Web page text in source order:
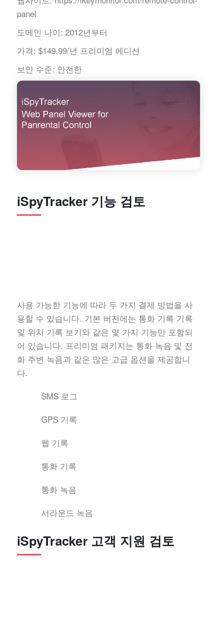
panel
도메인 나이: 2012년부터
가격: $149.99/년 프리미엄 에디션
보안 수준: 안전한
iSpyTracker 기능 검토
사용 가능한 기능에 따라 두 가지 결제 방법을 사
용할 수 있습니다. 기본 버전에는 통화 기록 기록
및 위치 기록 보기와 같은 몇 가지 기능만 포함되
어 있습니다. 프리미엄 패키지는 통화 녹음 및 전
화 주변 녹음과 같은 많은 고급 옵션을 제공합니
다.
SMS 로그
GPS 기록
웹 기록
통화 기록
통화 녹음
서라운드 녹음
iSpyTracker 고객 지원 검토